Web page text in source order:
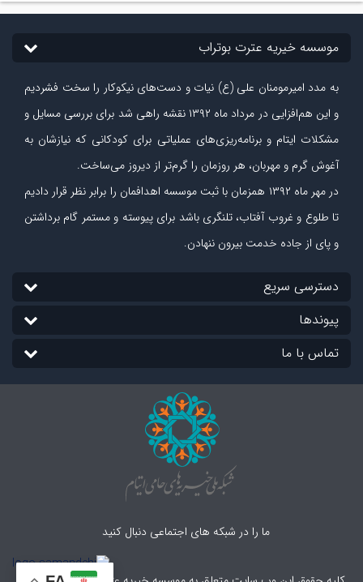
موسسه خیریه عترت بوتراب
به مدد امیرمومنان علی (ع) نیات و دست‏‌های نیکوکار را سخت فشردیم
و این هم‌افزایی در مرداد ماه ۱۳۹۲ نقشه راهی شد برای بررسی مسایل و
مشکلات ایتام و برنامه‌ریزی‏‌های عملیاتی برای کودکانی که نیازشان به
آغوش گرم و مهربان، هر روزمان را گرم‌تر از دیروز می‏‌ساخت.
در مهر ماه ۱۳۹۲ همزمان با ثبت موسسه اهدافمان را برابر نظر قرار دادیم
تا طلوع و غروب آفتاب، تلنگری باشد برای پیوسته و مستمر گام برداشتن
و پای از جاده‏ خدمت بیرون ننهادن.
دسترسی سریع
پیوندها
تماس با ما
ما را در شبکه های اجتماعی دنبال کنید